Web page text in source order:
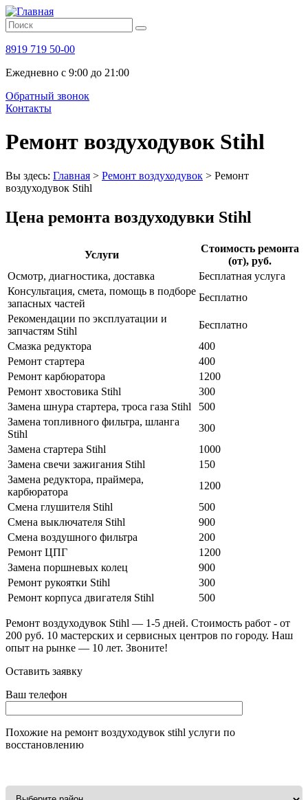
8919 719 50-00
Ежедневно с 9:00 до 21:00
Обратный звонок
Контакты
Ремонт воздуходувок Stihl
Вы здесь: Главная > Ремонт воздуходувок > Ремонт
воздуходувок Stihl
Цена ремонта воздуходувки Stihl
Услуги
Стоимость ремонта
(от), руб.
Осмотр, диагностика, доставка
Бесплатная услуга
Консультация, смета, помощь в подборе
запасных частей
Бесплатно
Рекомендации по эксплуатации и
запчастям Stihl
Бесплатно
Смазка редуктора
400
Ремонт стартера
400
Ремонт карбюратора
1200
Ремонт хвостовика Stihl
300
Замена шнура стартера, троса газа Stihl
500
Замена топливного фильтра, шланга
Stihl
300
Замена стартера Stihl
1000
Замена свечи зажигания Stihl
150
Замена редуктора, праймера,
карбюратора
1200
Смена глушителя Stihl
500
Смена выключателя Stihl
900
Смена воздушного фильтра
200
Ремонт ЦПГ
1200
Замена поршневых колец
900
Ремонт рукоятки Stihl
300
Ремонт корпуса двигателя Stihl
500
Ремонт воздуходувок Stihl — 1-5 дней. Стоимость работ - от
200 руб. 10 мастерских и сервисных центров по городу. Наш
опыт на рынке — 10 лет. Звоните!
Оставить заявку
Ваш телефон
Похожие на ремонт воздуходувок stihl услуги по
восстановлению